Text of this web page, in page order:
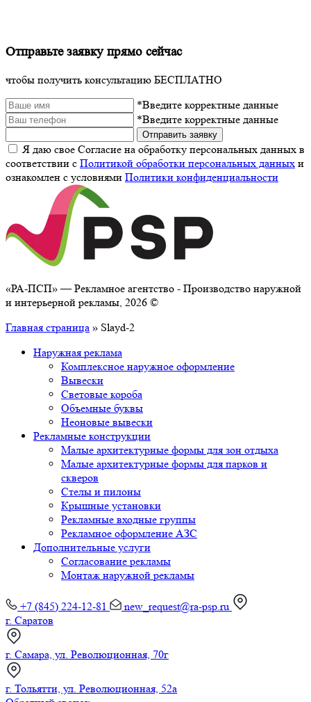
Отправьте заявку прямо сейчас
чтобы получить консультацию БЕСПЛАТНО
*Введите корректные данные
*Введите корректные данные
Отправить заявку
Я даю свое Согласие на обработку персональных данных в
соответствии с Политикой обработки персональных данных и
ознакомлен с условиями Политики конфиденциальности
«РА-ПСП» — Рекламное агентство - Производство наружной
и интерьерной рекламы, 2026 ©
Главная страница » Slayd-2
Наружная реклама
Комплексное наружное оформление
Вывески
Световые короба
Объемные буквы
Неоновые вывески
Рекламные конструкции
Малые архитектурные формы для зон отдыха
Малые архитектурные формы для парков и
скверов
Стелы и пилоны
Крышные установки
Рекламные входные группы
Рекламное оформление АЗС
Дополнительные услуги
Согласование рекламы
Монтаж наружной рекламы
+7 (845) 224-12-81
new_request@ra-psp.ru
г. Саратов
г. Самара, ул. Революционная, 70г
г. Тольятти, ул. Революционная, 52а